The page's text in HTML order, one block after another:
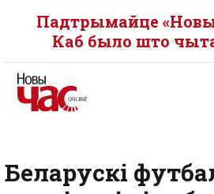
Падтрымайце «Новы
Каб было што
Беларускі